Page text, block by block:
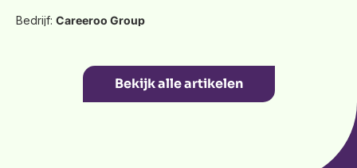
Bedrijf: Careeroo Group
Bekijk alle artikelen